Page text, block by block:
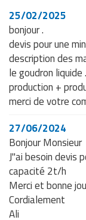
25/02/2025
bonjour .
devis pour une
description des
le goudron
production +
merci de votre
27/06/2024
Bonjour Monsieur
J"ai besoin devis
capacité 2t/h
Merci et bonne
Cordialement
Ali